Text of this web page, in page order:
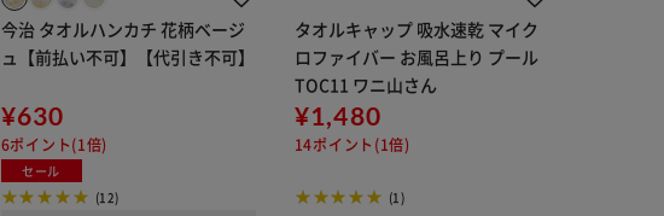
今治 タオルハンカチ 花柄ベージ
ュ【前払い不可】【代引き不可】
¥630
6ポイント(1倍)
セール
(12)
タオルキャップ 吸水速乾 マイク
ロファイバー お風呂上り プール
TOC11 ワニ山さん
¥1,480
14ポイント(1倍)
(1)